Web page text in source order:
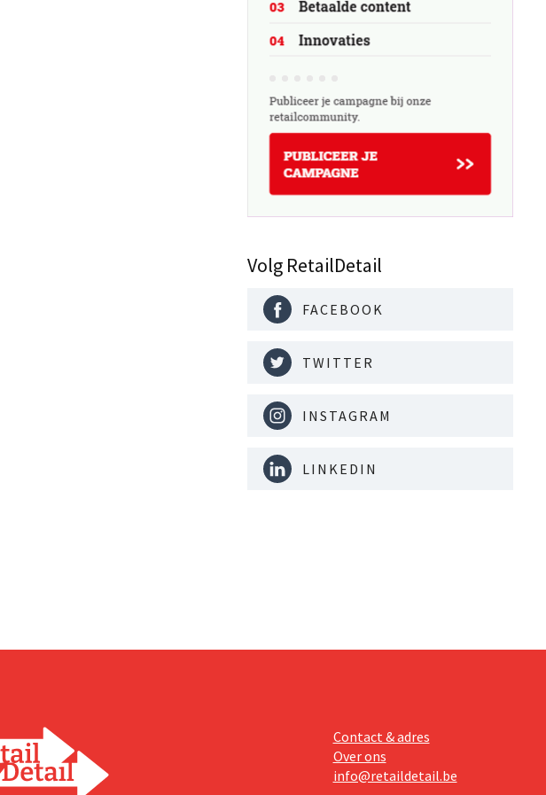
Volg RetailDetail
FACEBOOK
TWITTER
INSTAGRAM
LINKEDIN
Contact & adres
Over ons
info@retaildetail.be